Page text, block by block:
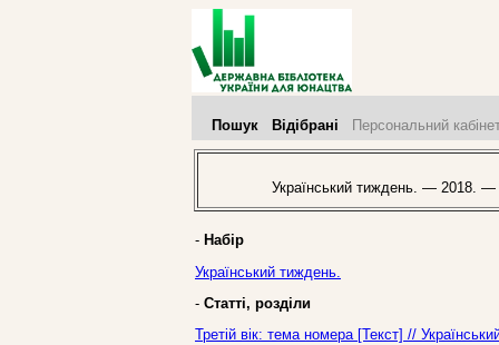
Пошук Відібрані Персональний
Український тиждень. — 2018.
- Набір
Український тиждень.
- Статті, розділи
Третій вік: тема номера [Текст] //